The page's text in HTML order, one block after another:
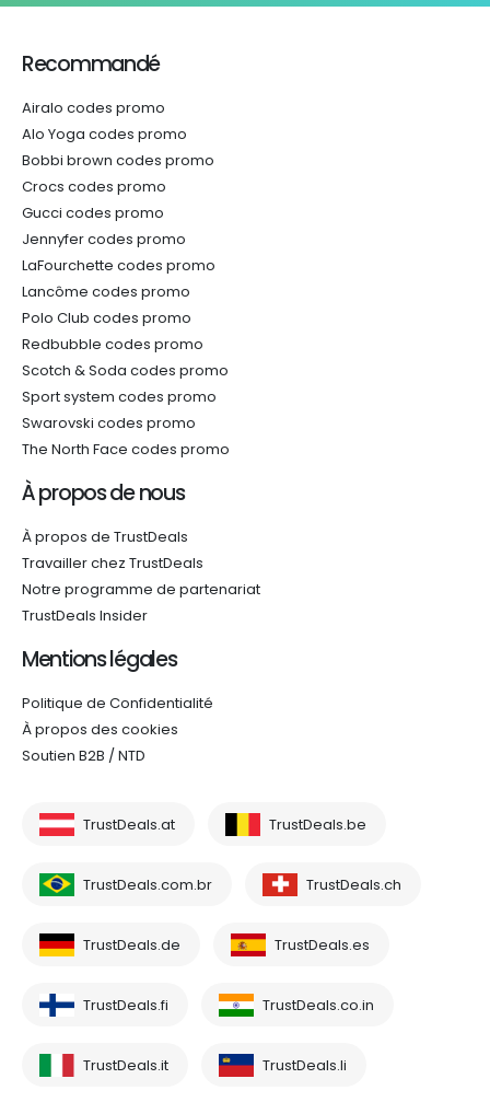
Recommandé
Airalo codes promo
Alo Yoga codes promo
Bobbi brown codes promo
Crocs codes promo
Gucci codes promo
Jennyfer codes promo
LaFourchette codes promo
Lancôme codes promo
Polo Club codes promo
Redbubble codes promo
Scotch & Soda codes promo
Sport system codes promo
Swarovski codes promo
The North Face codes promo
À propos de nous
À propos de TrustDeals
Travailler chez TrustDeals
Notre programme de partenariat
TrustDeals Insider
Mentions légales
Politique de Confidentialité
À propos des cookies
Soutien B2B / NTD
TrustDeals.at TrustDeals.be
TrustDeals.com.br TrustDeals.ch
TrustDeals.de TrustDeals.es
TrustDeals.fi TrustDeals.co.in
TrustDeals.it TrustDeals.li